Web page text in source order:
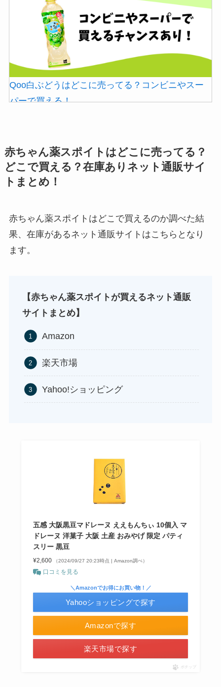
Qoo白ぶどうはどこに売ってる？コンビニやスー
パーで買える！
ストレッチポールはどこで買える？取扱店は100均
やニトリ？
アサイーの冷凍はどこに売ってる？コストコや業
務スーパーで買える！
食紅はどこで買える？ダイソーやセリアなどの100
インソールはどこに売ってる？100均やドラッグス
赤ちゃん薬スポイトはどこに売ってる？
どこで買える？在庫ありネット通販サイ
トまとめ！
赤ちゃん薬スポイトはどこで買えるのか調べた結
果、在庫があるネット通販サイトはこちらとなり
ます。
【赤ちゃん薬スポイトが買えるネット通販
サイトまとめ】
Amazon
楽天市場
Yahoo!ショッピング
五感 大阪黒豆マドレーヌ ええもんちぃ 10個入 マ
ドレーヌ 洋菓子 大阪 土産 おみやげ 限定 パティ
スリー 黒豆
¥2,600 （2024/09/27 20:23時点 | Amazon調べ）
口コミを見る
Amazonで探す
楽天市場で探す
＼Amazonでお得にお買い物！／
Yahooショッピングで探す
ポチップ